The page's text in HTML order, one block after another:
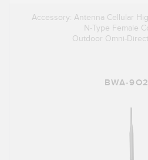
Accessory: Antenna Cellular
N-Type Female
Outdoor Omni-
BWA-